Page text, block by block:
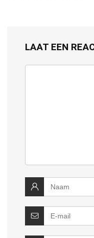
LAAT EEN